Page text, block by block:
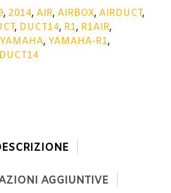
, 2014, AIR, AIRBOX, AIRDUCT,
, DUCT14, R1, R1AIR,
YAMAHA, YAMAHA-R1,
AGGIUNTIVE